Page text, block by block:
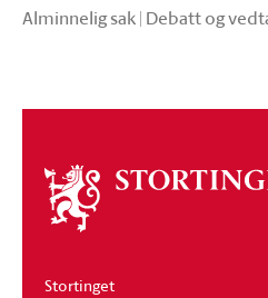
Alminnelig sak | Debatt og
Om
stortinget
Stortinget